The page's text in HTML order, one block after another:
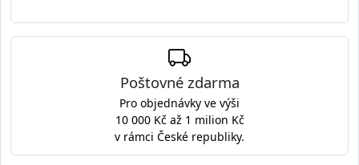
Poštovné zdarma
Pro objednávky ve výši
10 000 Kč až 1 milion Kč
v rámci České republiky.